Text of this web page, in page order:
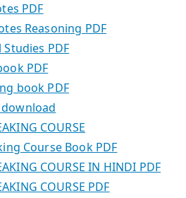
PDF
Reasoning PDF
Studies PDF
PDF
book PDF
COURSE
Course Book PDF
COURSE IN HINDI PDF
COURSE PDF